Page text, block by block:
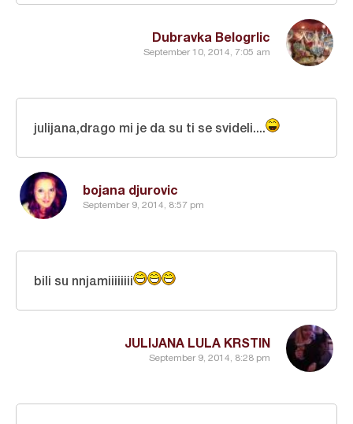
Dubravka Belogrlic
September 10, 2014, 7:05 am
bojana djurovic
September 9, 2014, 8:57 pm
julijana,drago mi je da su ti se svideli....
JULIJANA LULA KRSTIN
September 9, 2014, 8:28 pm
bili su nnjamiiiiiiii